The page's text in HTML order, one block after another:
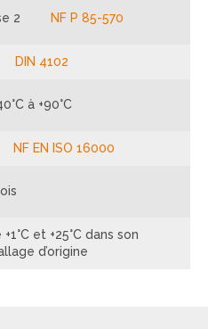
2 NF P 85-570
DIN 4102
à +90°C
NF EN ISO 16000
+1°C et +25°C dans son
d’origine